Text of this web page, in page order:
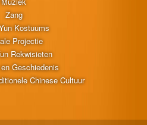
Zang
Kostuums
Projectie
Rekwisieten
Geschiedenis
Chinese Cultuur